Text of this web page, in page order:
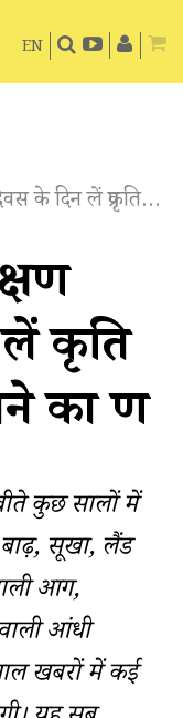
EN
को बेहतर बनाने का प्रण
का प्रण
कुछ सालों में
सूखा, लैंड
आग,
आंधी
खबरों में कई